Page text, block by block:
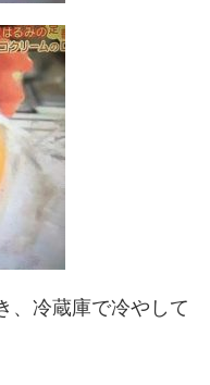
、冷蔵庫で冷やして